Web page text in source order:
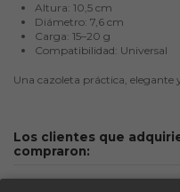
Altura: 10,5 cm
Diámetro: 7,6 cm
Carga: 15–20 g
Compatibilidad: Universal
Una cazoleta práctica, elegante
Los clientes que
compraron: